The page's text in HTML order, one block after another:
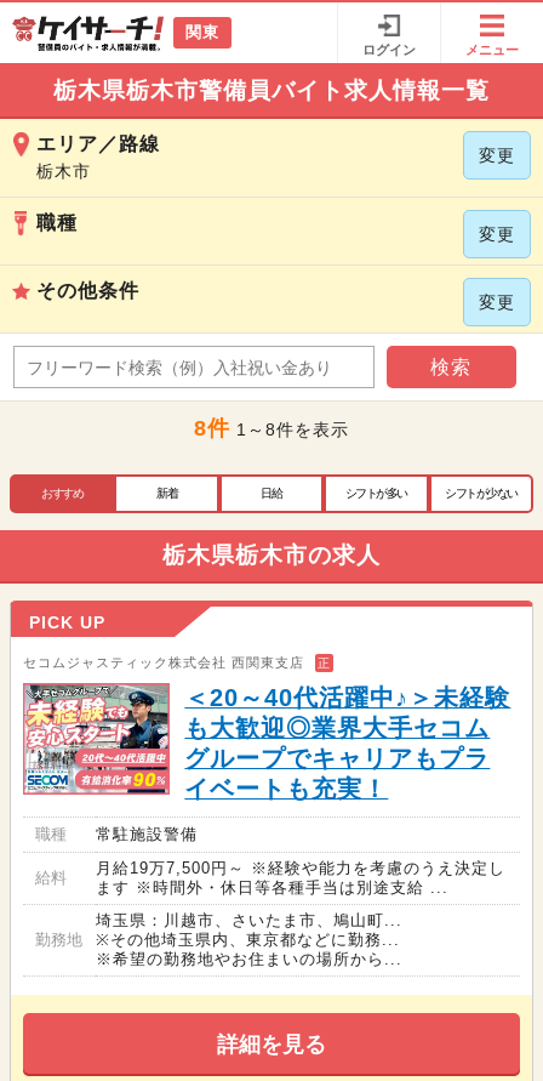
関東
ログイン メニュー
栃木県栃木市警備員バイト求人情報一覧
エリア／路線
栃木市
変更
職種
変更
その他条件
変更
検索
8件 1～8件を表示
おすすめ 新着 日給 シフトが多い シフトが少ない
栃木県栃木市の求人
PICK UP
セコムジャスティック株式会社 西関東支店 正
＜20～40代活躍中♪＞未経験
も大歓迎◎業界大手セコム
グループでキャリアもプラ
イベートも充実！
職種 常駐施設警備
給料
月給19万7,500円～ ※経験や能力を考慮のうえ決定し
ます ※時間外・休日等各種手当は別途支給 ...
勤務地
埼玉県：川越市、さいたま市、鳩山町...
※その他埼玉県内、東京都などに勤務...
※希望の勤務地やお住まいの場所から...
詳細を見る